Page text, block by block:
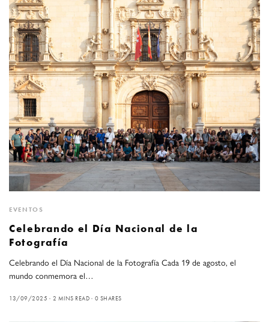
EVENTOS
Celebrando el Día Nacional de la
Fotografía
Celebrando el Día Nacional de la Fotografía Cada 19 de agosto, el
mundo conmemora el…
13/09/2025 2 MINS READ 0 SHARES